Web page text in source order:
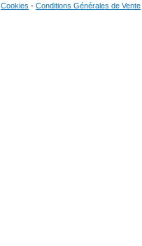
Cookies - Conditions Générales de Vente